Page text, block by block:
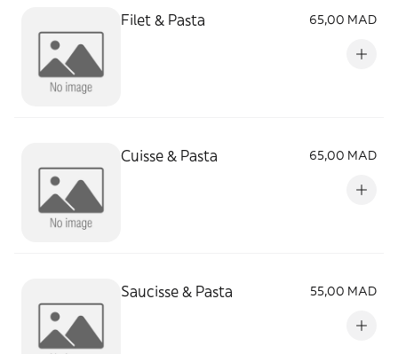
Filet & Pasta 65,00 MAD
Cuisse & Pasta 65,00 MAD
Saucisse & Pasta 55,00 MAD